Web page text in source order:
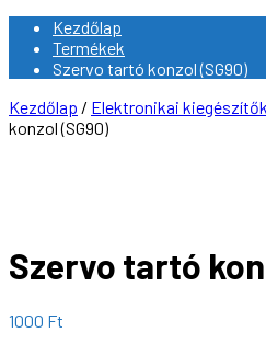
Kezdőlap
Termékek
Szervo tartó konzol (SG90)
Kezdőlap / Elektronikai kiegészítők
konzol (SG90)
Szervo tartó
1000 Ft